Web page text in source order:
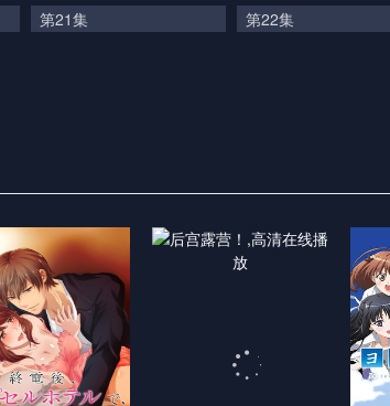
第21集
第22集